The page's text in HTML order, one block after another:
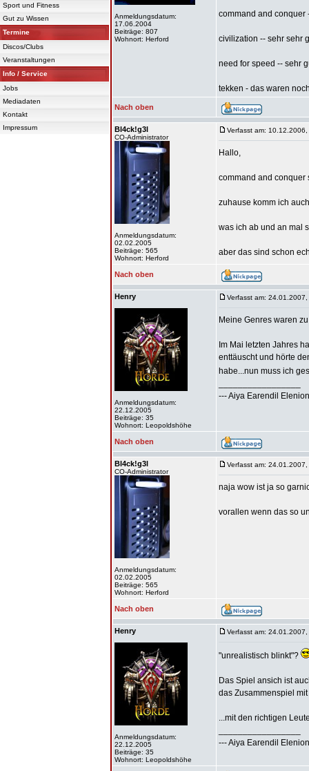
Sport und Fitness
Gut zu Wissen
Termine
Discos/Clubs
Veranstaltungen
Info / Service
Jobs
Mediadaten
Kontakt
Impressum
Anmeldungsdatum:
17.06.2004
Beiträge: 807
Wohnort: Herford
command and
civilization -- sehr sehr
need for speed -- sehr
tekken - das waren
Nach oben
Bl4ck!g3l
CO-Administrator
Anmeldungsdatum:
02.02.2005
Beiträge: 565
Wohnort: Herford
Verfasst am: 10.12.2006,
Hallo,
command and conquer
zuhause komm ich
was ich ab und an mal
aber das sind schon
Nach oben
Henry
Anmeldungsdatum:
22.12.2005
Beiträge: 35
Wohnort: Leopoldshöhe
Verfasst am: 24.01.2007,
Meine Genres waren
Im Mai letzten Jahres
enttäuscht und hörte
habe...nun muss ich
--- Aiya Earendil
Nach oben
Bl4ck!g3l
CO-Administrator
Anmeldungsdatum:
02.02.2005
Beiträge: 565
Wohnort: Herford
Verfasst am:
naja wow ist ja so
vorallen wenn das so
Nach oben
Henry
Anmeldungsdatum:
22.12.2005
Beiträge: 35
Wohnort: Leopoldshöhe
Verfasst am:
"unrealistisch blinkt"?
Das Spiel ansich ist
das Zusammenspiel
...mit den richtigen
--- Aiya Earendil